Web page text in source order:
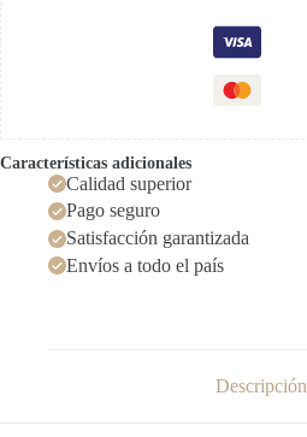
Características adicionales
Calidad superior
Pago seguro
Satisfacción garantizada
Envíos a todo el país
Descripción